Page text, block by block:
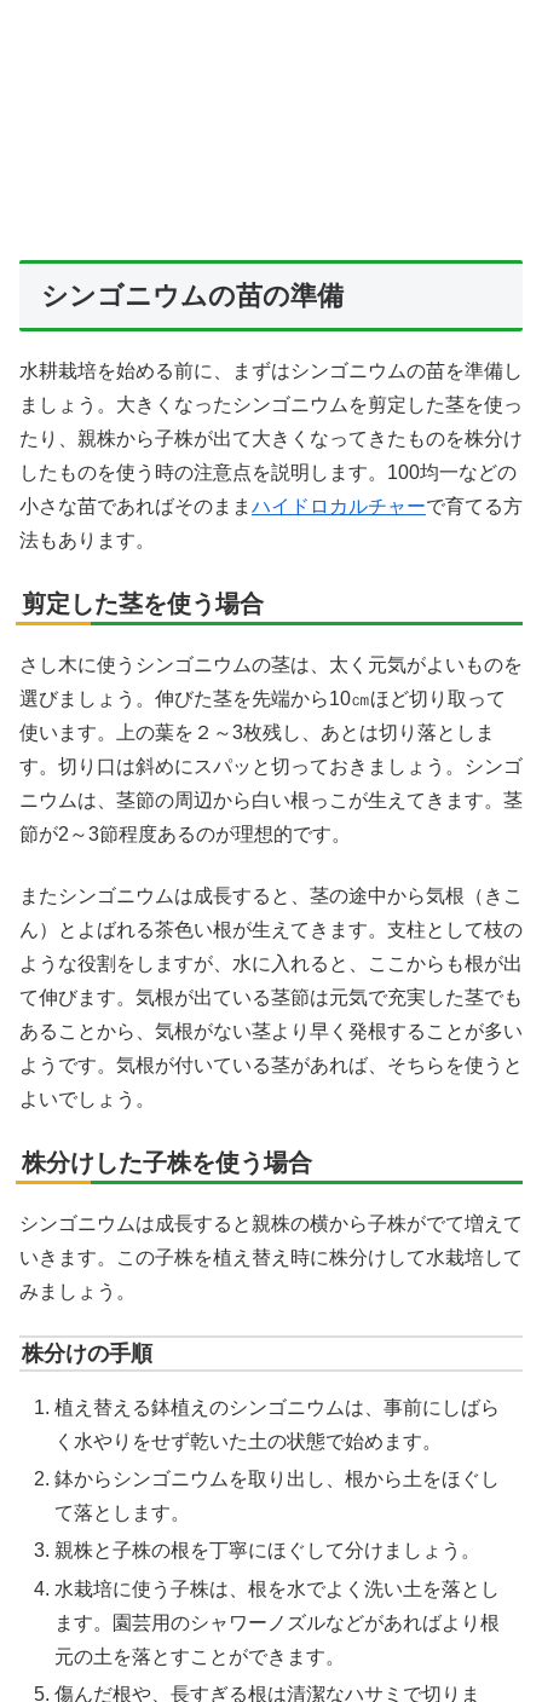
シンゴニウムの苗の準備
水耕栽培を始める前に、まずはシンゴニウムの苗を準備し
ましょう。大きくなったシンゴニウムを剪定した茎を使っ
たり、親株から子株が出て大きくなってきたものを株分け
したものを使う時の注意点を説明します。100均一などの
小さな苗であればそのまま ハイドロカルチャーで育てる方
法もあります。
剪定した茎を使う場合
さし木に使うシンゴニウムの茎は、太く元気がよいものを
選びましょう。伸びた茎を先端から10㎝ほど切り取って
使います。上の葉を２～3枚残し、あとは切り落としま
す。切り口は斜めにスパッと切っておきましょう。シンゴ
ニウムは、茎節の周辺から白い根っこが生えてきます。茎
節が2～3節程度あるのが理想的です。
またシンゴニウムは成長すると、茎の途中から気根（きこ
ん）とよばれる茶色い根が生えてきます。支柱として枝の
ような役割をしますが、水に入れると、ここからも根が出
て伸びます。気根が出ている茎節は元気で充実した茎でも
あることから、気根がない茎より早く発根することが多い
ようです。気根が付いている茎があれば、そちらを使うと
よいでしょう。
株分けした子株を使う場合
シンゴニウムは成長すると親株の横から子株がでて増えて
いきます。この子株を植え替え時に株分けして水栽培して
みましょう。
株分けの手順
植え替える鉢植えのシンゴニウムは、事前にしばら
く水やりをせず乾いた土の状態で始めます。
鉢からシンゴニウムを取り出し、根から土をほぐし
て落とします。
親株と子株の根を丁寧にほぐして分けましょう。
水栽培に使う子株は、根を水でよく洗い土を落とし
ます。園芸用のシャワーノズルなどがあればより根
元の土を落とすことができます。
傷んだ根や、長すぎる根は清潔なハサミで切りま